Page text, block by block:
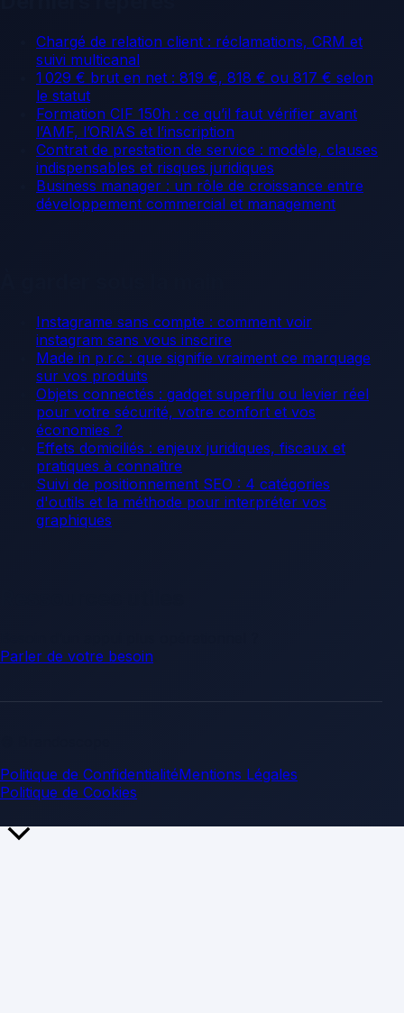
Chargé de relation client : réclamations, CRM et
suivi multicanal
1 029 € brut en net : 819 €, 818 € ou 817 € selon
le statut
Formation CIF 150h : ce qu’il faut vérifier avant
l’AMF, l’ORIAS et l’inscription
Contrat de prestation de service : modèle, clauses
indispensables et risques juridiques
Business manager : un rôle de croissance entre
développement commercial et management
Instagrame sans compte : comment voir
instagram sans vous inscrire
Made in p.r.c : que signifie vraiment ce marquage
sur vos produits
Objets connectés : gadget superflu ou levier réel
pour votre sécurité, votre confort et vos
économies ?
Effets domiciliés : enjeux juridiques, fiscaux et
pratiques à connaître
Suivi de positionnement SEO : 4 catégories
d'outils et la méthode pour interpréter vos
graphiques
Parler de votre besoin
Politique de ConfidentialitéMentions Légales
Politique de Cookies